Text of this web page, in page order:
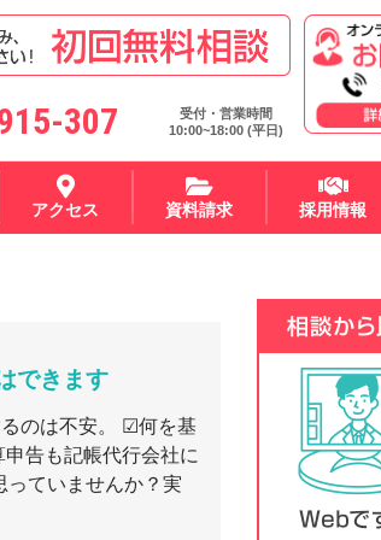
307
受付・営業時間
10:00~18:00 (平日)
アクセス 資料請求 採用情報
できます
のは不安。 ☑何を基
告も記帳代行会社に
っていませんか？実